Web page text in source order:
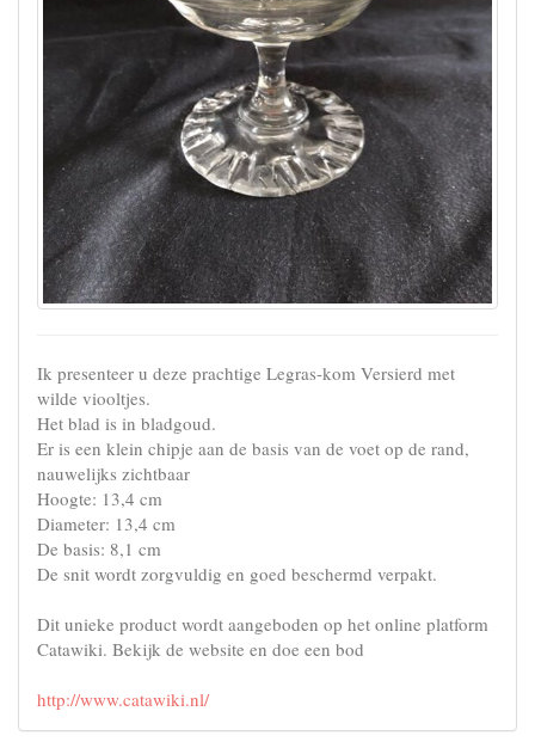
Ik presenteer u deze prachtige Legras-kom Versierd met
wilde viooltjes.
Het blad is in bladgoud.
Er is een klein chipje aan de basis van de voet op de rand,
nauwelijks zichtbaar
Hoogte: 13,4 cm
Diameter: 13,4 cm
De basis: 8,1 cm
De snit wordt zorgvuldig en goed beschermd verpakt.
Dit unieke product wordt aangeboden op het online platform
Catawiki. Bekijk de website en doe een bod
http://www.catawiki.nl/